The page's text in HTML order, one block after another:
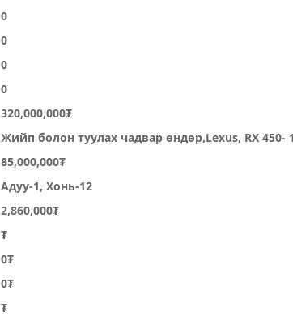
0
0
0
0
320,000,000₮
Жийп болон туулах чадвар өндөр,Lexus, RX 450-
85,000,000₮
Адуу-1, Хонь-12
2,860,000₮
₮
0₮
0₮
₮